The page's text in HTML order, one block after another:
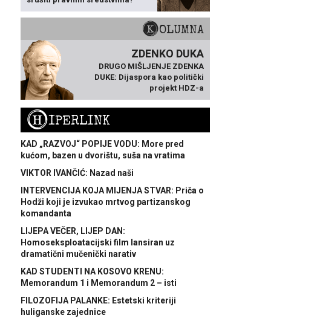
KOLUMNA
ZDENKO DUKA
DRUGO MIŠLJENJE ZDENKA
DUKE: Dijaspora kao politički
projekt HDZ-a
HIPERLINK
KAD „RAZVOJ“ POPIJE VODU: More pred
kućom, bazen u dvorištu, suša na vratima
VIKTOR IVANČIĆ: Nazad naši
INTERVENCIJA KOJA MIJENJA STVAR: Priča o
Hodži koji je izvukao mrtvog partizanskog
komandanta
LIJEPA VEČER, LIJEP DAN:
Homoseksploatacijski film lansiran uz
dramatični mučenički narativ
KAD STUDENTI NA KOSOVO KRENU:
Memorandum 1 i Memorandum 2 – isti
FILOZOFIJA PALANKE: Estetski kriteriji
huliganske zajednice